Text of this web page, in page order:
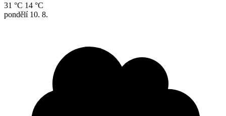
31 °C 14 °C
pondělí 10. 8.